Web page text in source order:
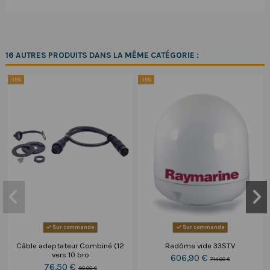
16 AUTRES PRODUITS DANS LA MÊME CATÉGORIE :
-15%
Sur commande
Câble adaptateur Combiné (12
vers 10 bro
76,50 €90,00 €
-15%
Sur commande
Radôme vide 33STV
606,90 €714,00 €